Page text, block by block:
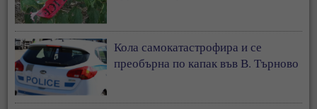
Кола самокатастрофира и се
преобърна по капак във В. Търново